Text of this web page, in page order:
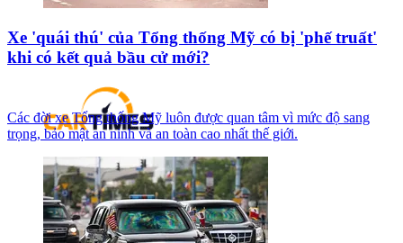
Xe 'quái thú' của Tổng thống Mỹ có bị 'phế truất'
khi có kết quả bầu cử mới?
Các đời xe Tổng thống Mỹ luôn được quan tâm vì mức độ sang
trọng, bảo mật an ninh và an toàn cao nhất thế giới.